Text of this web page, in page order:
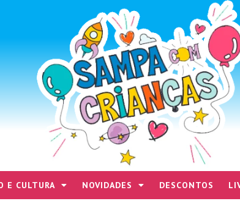
E CULTURA NOVIDADES DESCONTOS